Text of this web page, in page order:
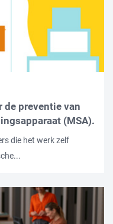
de preventie van
(MSA).
die het werk zelf